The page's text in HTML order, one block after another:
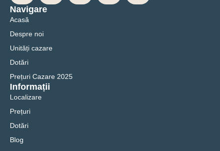
Navigare
Acasă
Despre noi
Unități cazare
Dotări
Prețuri Cazare 2025
Informații
Localizare
Prețuri
Dotări
Blog